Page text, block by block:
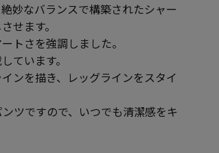
妙なバランスで構築されたシャー
せます。
トさを強調しました。
ています。
ンを描き、レッグラインをスタイ
ツですので、いつでも清潔感をキ